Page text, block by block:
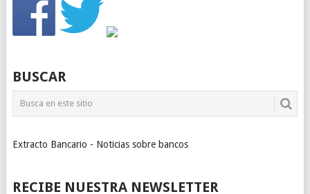
BUSCAR
Extracto Bancario - Noticias sobre bancos
RECIBE NUESTRA NEWSLETTER